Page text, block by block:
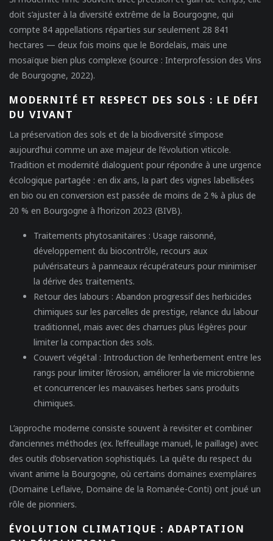
doit s’ajuster à la diversité extrême de la Bourgogne, qui
compte 84 appellations réparties sur seulement 28 841
hectares — deux fois moins que le Bordelais, mais une
mosaïque bien plus complexe (source : Interprofession des Vins
de Bourgogne, 2022).
MODERNITÉ ET RESPECT DES SOLS : LE DÉFI
DU VIVANT
La préservation des sols et de la biodiversité s’impose
aujourd’hui comme un axe majeur de l’évolution viticole.
Tradition et modernité dialoguent pour répondre à une urgence
écologique partagée : en dix ans, la part des vignes labellisées
en bio ou en conversion est passée de moins de 2 % à plus de
20 % en Bourgogne à l’horizon 2023 (BIVB).
Traitements phytosanitaires : Usage raisonné,
développement du biocontrôle, recours aux
pulvérisateurs à panneaux récupérateurs pour minimiser
la dérive des traitements.
Retour des labours : Abandon progressif des herbicides
chimiques sur les parcelles de prestige, relance du labour
traditionnel, mais avec des charrues plus légères pour
limiter la compaction des sols.
Couvert végétal : Introduction de l’enherbement entre les
rangs pour limiter l’érosion, améliorer la vie microbienne
et concurrencer les mauvaises herbes sans produits
chimiques.
L’approche moderne consiste souvent à revisiter et combiner
d’anciennes méthodes (ex. l’effeuillage manuel, le paillage) avec
des outils d’observation sophistiqués. La quête du respect du
vivant anime la Bourgogne, où certains domaines exemplaires
(Domaine Leflaive, Domaine de la Romanée-Conti) ont joué un
rôle de pionniers.
ÉVOLUTION CLIMATIQUE : ADAPTATION